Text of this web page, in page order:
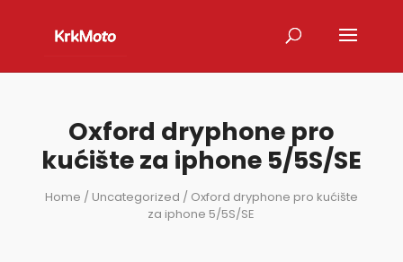
Oxford dryphone pro
kućište za iphone 5/5S/SE
Home / Uncategorized / Oxford dryphone pro kućište
za iphone 5/5S/SE